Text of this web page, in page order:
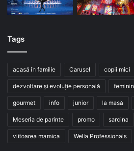
Tags
acasă în familie Carusel copii mici
dezvoltare și evoluție personală feminin
gourmet info junior la masă
Meseria de parinte promo sarcina
viitoarea mamica Wella Professionals